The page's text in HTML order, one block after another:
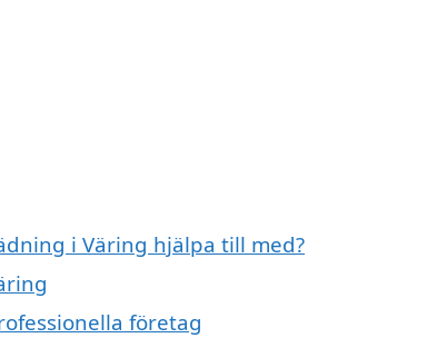
i Väring hjälpa till med?
företag